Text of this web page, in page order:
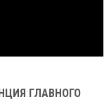
ГЛАВНОГО